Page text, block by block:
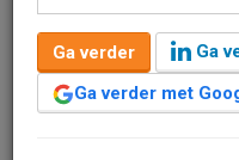
Redactie
15 april
2 jaar geleden aangepast
Hotelgroep The July
Ga verder
Ga
Ga verder met